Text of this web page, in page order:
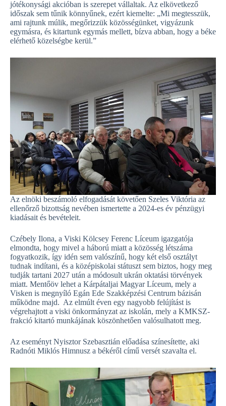
jótékonysági akcióban is szerepet vállaltak. Az elkövetkező
időszak sem tűnik könnyűnek, ezért kiemelte: „Mi megtesszük,
ami rajtunk múlik, megőrizzük közösségünket, vigyázunk
egymásra, és kitartunk egymás mellett, bízva abban, hogy a béke
elérhető közelségbe kerül.”
Az elnöki beszámoló elfogadását követően Szeles Viktória az
ellen­őrző bizottság nevében ismertette a 2024-es év pénzügyi
kiadásait és bevételeit.
Czébely Ilona, a Viski Kölcsey Ferenc Líceum igazgatója
elmondta, hogy mivel a háború miatt a közösség létszáma
fogyatkozik, így idén sem valószínű, hogy két első osztályt
tudnak indítani, és a középiskolai státuszt sem biztos, hogy meg
tudják tartani 2027 után a módosult ukrán oktatási törvények
miatt. Mentőöv lehet a Kárpátaljai Magyar Líceum, mely a
Visken is megnyíló Egán Ede Szakképzési Centrum bázisán
működne majd. Az elmúlt éven egy nagyobb felújítást is
végrehajtott a viski önkormányzat az iskolán, mely a KMKSZ-
frakció kitartó munkájának köszönhetően valósulhatott meg.
Az eseményt Nyisztor Szebasztián előadása színesítette, aki
Radnóti Miklós Himnusz a békéről című versét szavalta el.